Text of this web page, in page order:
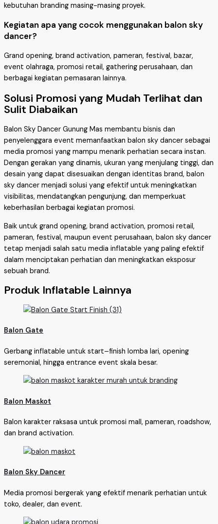
kebutuhan branding masing-masing proyek.
Kegiatan apa yang cocok menggunakan balon sky
dancer?
Grand opening, brand activation, pameran, festival, bazar,
event olahraga, promosi retail, gathering perusahaan, dan
berbagai kegiatan pemasaran lainnya.
Solusi Promosi yang Mudah Terlihat dan
Sulit Diabaikan
Balon Sky Dancer Gunung Mas membantu bisnis dan
penyelenggara event memanfaatkan balon sky dancer sebagai
media promosi yang mampu menarik perhatian secara instan.
Dengan gerakan yang dinamis, ukuran yang menjulang tinggi, dan
desain yang dapat disesuaikan dengan identitas brand, balon
sky dancer menjadi solusi yang efektif untuk meningkatkan
visibilitas, mendatangkan pengunjung, dan memperkuat
keberhasilan berbagai kegiatan promosi.
Baik untuk grand opening, brand activation, promosi retail,
pameran, festival, maupun event perusahaan, balon sky dancer
tetap menjadi salah satu media inflatable yang paling efektif
dalam menciptakan perhatian dan meningkatkan eksposur
sebuah brand.
Produk Inflatable Lainnya
Balon Gate
Gerbang inflatable untuk start–finish lomba lari, opening
seremonial, hingga entrance event skala besar.
Balon Maskot
Balon karakter raksasa untuk promosi mall, pameran, roadshow,
dan brand activation.
Balon Sky Dancer
Media promosi bergerak yang efektif menarik perhatian untuk
toko, dealer, dan event.